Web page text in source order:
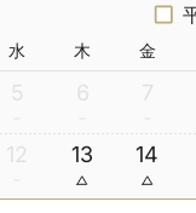
水 木 金
5 6 7
12 13 14